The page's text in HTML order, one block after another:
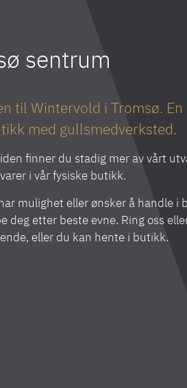
sentrum
til Wintervold i Tromsø.
med gullsmedverksted.
finner du stadig mer av vårt
i vår fysiske butikk.
mulighet eller ønsker å handle i
deg etter beste evne. Ring oss
eller du kan hente i butikk.